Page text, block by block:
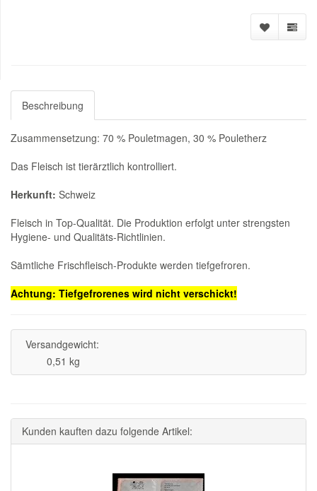
Beschreibung
Zusammensetzung: 70 % Pouletmagen, 30 % Pouletherz
Das Fleisch ist tierärztlich kontrolliert.
Herkunft: Schweiz
Fleisch in Top-Qualität. Die Produktion erfolgt unter strengsten
Hygiene- und Qualitäts-Richtlinien.
Sämtliche Frischfleisch-Produkte werden tiefgefroren.
Achtung: Tiefgefrorenes wird nicht verschickt!
Versandgewicht:
0,51 kg
Kunden kauften dazu folgende Artikel: